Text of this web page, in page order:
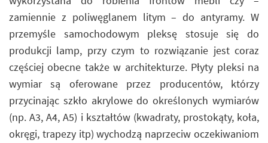
zamiennie z poliwęglanem litym – do antyramy. W
przemyśle samochodowym pleksę stosuje się do
produkcji lamp, przy czym to rozwiązanie jest coraz
częściej obecne także w architekturze. Płyty pleksi na
wymiar są oferowane przez producentów, którzy
przycinając szkło akrylowe do określonych wymiarów
(np. A3, A4, A5) i kształtów (kwadraty, prostokąty, koła,
okręgi, trapezy itp) wychodzą naprzeciw oczekiwaniom